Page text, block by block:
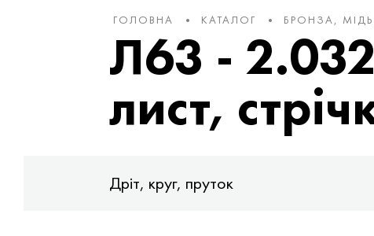
ГОЛОВНА КАТАЛОГ БРОНЗА,
Л63 -
лист,
Дріт, круг, пруток